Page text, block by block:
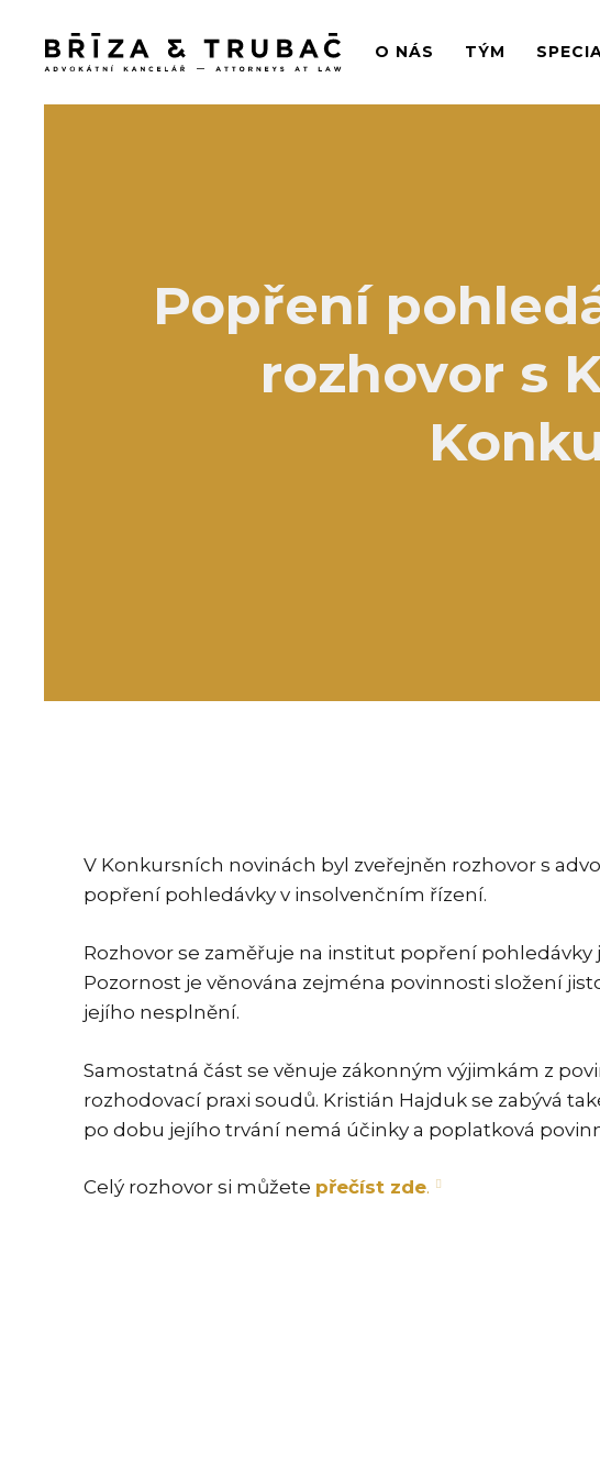
O NÁS TÝM
Popření
rozhovor s
V Konkursních novinách byl zveřejněn rozhovor s
popření pohledávky v insolvenčním řízení.
Rozhovor se zaměřuje na institut popření
Pozornost je věnována zejména povinnosti složení
jejího nesplnění.
Samostatná část se věnuje zákonným výjimkám z
rozhodovací praxi soudů. Kristián Hajduk se zabývá
po dobu jejího trvání nemá účinky a poplatková
Celý rozhovor si můžete přečíst zde.